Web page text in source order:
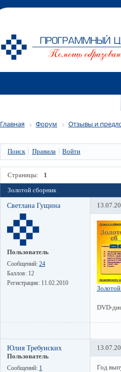
Главная Форум Отзывы и
Поиск Правила Войти
Страницы: 1
Золотой сборник
Светлана Гущина
Пользователь
Сообщений: 24
Баллов: 12
Регистрация: 11.02.2010
DVD-
Юлия Требунских
Пользователь
Сообщений: 1
Год